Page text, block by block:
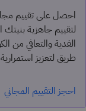
احصل على تقييم مجاني
لتقييم جاهزية بنيتك
الفدية والتعافي من
طريق لتعزيز
احجز التقييم المجاني